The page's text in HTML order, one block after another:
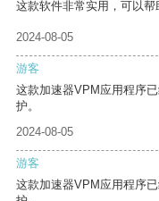
这款软件非常实用，可以帮
2024-08-05
游客
这款加速器VPM应用程序
护。
2024-08-05
游客
这款加速器VPM应用程序